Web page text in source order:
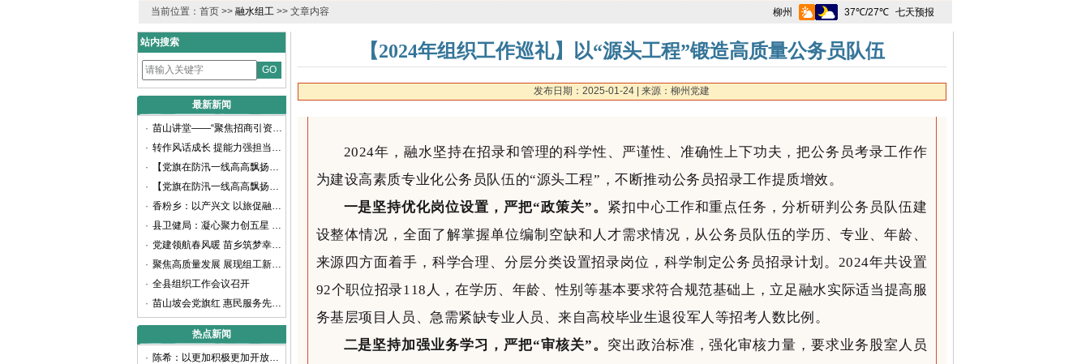
当前位置：首页 >> 融水组工>> 文章内容
站内搜索
最新新闻
·
苗山讲堂——“聚焦招商引资 推动高质量发展”专题讲座顺利举办
·
转作风话成长 提能力强担当——融水苗族自治县召开2025年选调生座谈会
·
【党旗在防汛一线高高飘扬】防汛大考显担当 党员冲锋践初心（二）
·
【党旗在防汛一线高高飘扬】防汛大考显担当 党员冲锋践初心
·
香粉乡：以产兴文 以旅促融 铸牢中华民族共同体意识
·
县卫健局：凝心聚力创五星 党建引领护健康
·
党建领航春风暖 苗乡筑梦幸福长——县人社局以“四轮驱动”奏响惠民强音
·
聚焦高质量发展 展现组工新担当——2024年融水苗族自治县组织工作综述
· 全县组织工作会议召开
·
苗山坡会党旗红 惠民服务先锋行
热点新闻
·
陈希：以更加积极更加开放更加有效的人才政策 聚天下英才而用之
【2024年组织工作巡礼】以“源头工程”锻造高质量公务员队伍
发布日期：2025-01-24 | 来源：柳州党建
2024年，融水坚持在招录和管理的科学性、严谨性、准确性上下功夫，把公务员考录工作作
为建设高素质专业化公务员队伍的“源头工程”，不断推动公务员招录工作提质增效。
一是坚持优化岗位设置，严把“政策关”。 紧扣中心工作和重点任务，分析研判公务员队伍建
设整体情况，全面了解掌握单位编制空缺和人才需求情况，从公务员队伍的学历、专业、年龄、
来源四方面着手，科学合理、分层分类设置招录岗位，科学制定公务员招录计划。2024年共设置
92个职位招录118人，在学历、年龄、性别等基本要求符合规范基础上，立足融水实际适当提高服
务基层项目人员、急需紧缺专业人员、来自高校毕业生退役军人等招考人数比例。
二是坚持加强业务学习，严把“审核关”。 突出政治标准，强化审核力量，要求业务股室人员